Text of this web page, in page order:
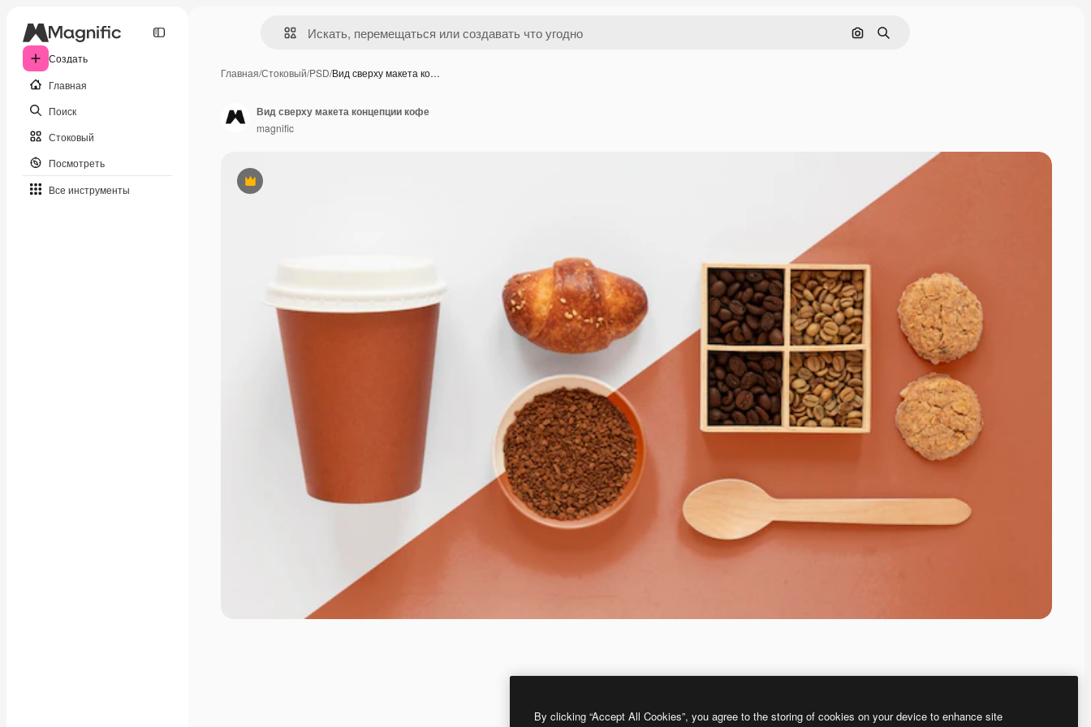
Создать
Главная
Поиск
Стоковый
Посмотреть
Все инструменты
Поиск по изображению
Поиск
Главная/Стоковый/PSD/Вид сверху макета ко…
Премиум
Вид сверху макета концепции кофе
magnific
By clicking “Accept All Cookies”, you agree to the storing of cookies on your device to enhance site